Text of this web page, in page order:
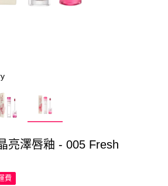
亮澤唇釉 - 005 Fresh
費